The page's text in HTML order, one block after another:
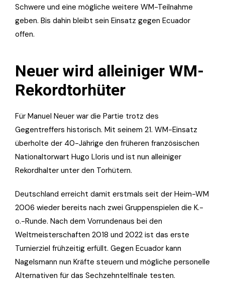
Schwere und eine mögliche weitere WM-Teilnahme
geben. Bis dahin bleibt sein Einsatz gegen Ecuador
offen.
Neuer wird alleiniger WM-
Rekordtorhüter
Für Manuel Neuer war die Partie trotz des
Gegentreffers historisch. Mit seinem 21. WM-Einsatz
überholte der 40-Jährige den früheren französischen
Nationaltorwart Hugo Lloris und ist nun alleiniger
Rekordhalter unter den Torhütern.
Deutschland erreicht damit erstmals seit der Heim-WM
2006 wieder bereits nach zwei Gruppenspielen die K.-
o.-Runde. Nach dem Vorrundenaus bei den
Weltmeisterschaften 2018 und 2022 ist das erste
Turnierziel frühzeitig erfüllt. Gegen Ecuador kann
Nagelsmann nun Kräfte steuern und mögliche personelle
Alternativen für das Sechzehntelfinale testen.